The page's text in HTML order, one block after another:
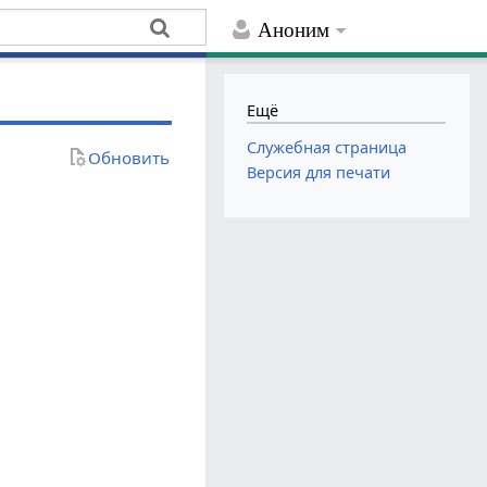
Аноним
Обновить
Ещё
Служебная страница
Версия для печати